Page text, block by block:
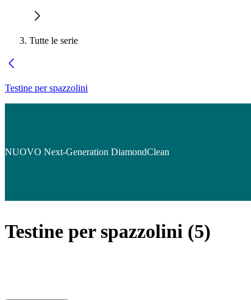
Tutte le serie
Testine per spazzolini
NUOVO Next-Generation DiamondClean
Testine per spazzolini (5)